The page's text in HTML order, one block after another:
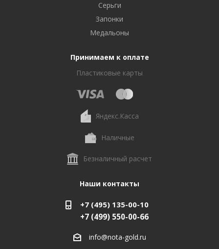
Серьги
Запонки
Медальоны
Принимаем к оплате
Пластиковые карты
Яндекс.Касса
Наличные
Безналичный расчет
Наши контакты
+7 (495) 135-00-10
+7 (499) 550-00-66
info@nota-gold.ru